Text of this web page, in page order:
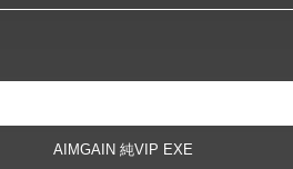
AIMGAIN 純VIP EXE